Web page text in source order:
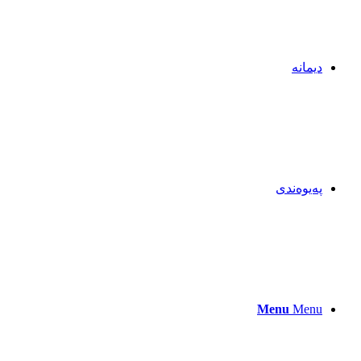
دیمانە
پەیوەندی
Menu Menu